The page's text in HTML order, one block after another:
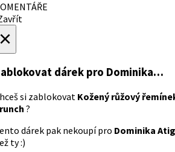
dárek pro Dominika…
si zablokovat Kožený růžový
?
dárek pak nekoupí pro Dominika
ty :)